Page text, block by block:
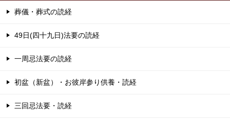
葬儀・葬式の読経
49日(四十九日)法要の読経
一周忌法要の読経
初盆（新盆）・お彼岸参り供養・読経
三回忌法要・読経